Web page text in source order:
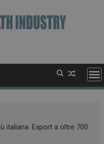
italiana. Export a oltre 700